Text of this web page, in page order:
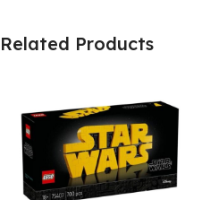
Related Products